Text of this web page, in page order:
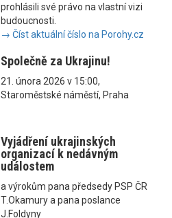
prohlásili své právo na vlastní vizi
budoucnosti.
→ Číst aktuální číslo na Porohy.cz
Společně za Ukrajinu!
21. února 2026 v 15:00,
Staroměstské náměstí, Praha
Vyjádření ukrajinských
organizací k nedávným
událostem
a výrokům pana předsedy PSP ČR
T.Okamury a pana poslance
J.Foldyny